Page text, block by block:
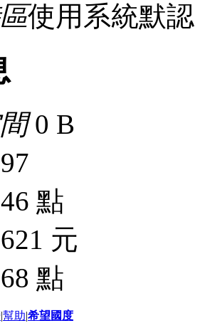
使用系統默認
0 B
點
元
點
|幫助|希望國度